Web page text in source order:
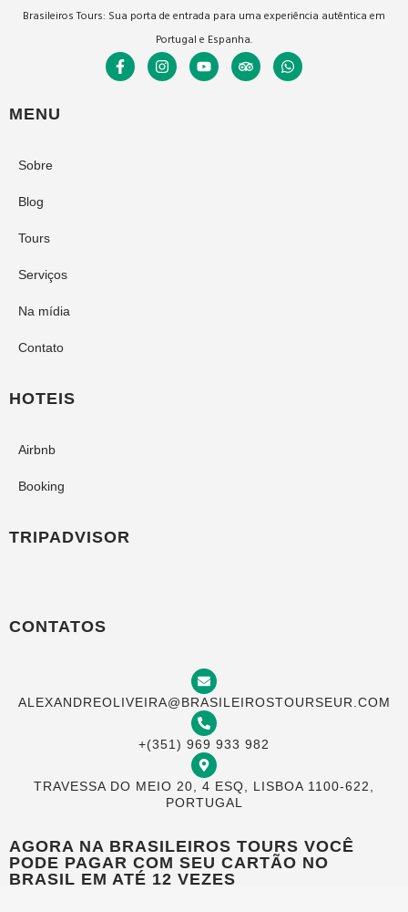
Brasileiros Tours: Sua porta de entrada para uma experiência autêntica em
Portugal e Espanha.
MENU
Sobre
Blog
Tours
Serviços
Na mídia
Contato
HOTEIS
Airbnb
Booking
TRIPADVISOR
CONTATOS
ALEXANDREOLIVEIRA@BRASILEIROSTOURSEUR.COM
+(351) 969 933 982
TRAVESSA DO MEIO 20, 4 ESQ, LISBOA 1100-622,
PORTUGAL
AGORA NA BRASILEIROS TOURS VOCÊ
PODE PAGAR COM SEU CARTÃO NO
BRASIL EM ATÉ 12 VEZES